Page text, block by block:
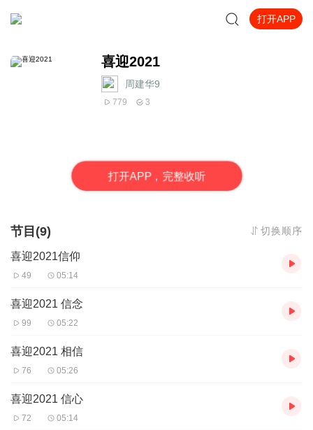
打开APP
喜迎2021
周建华9
779 3
打开APP，完整收听
节目(9) 切换顺序
喜迎2021信仰
49 05:14
喜迎2021 信念
99 05:22
喜迎2021 相信
76 05:26
喜迎2021 信心
72 05:14